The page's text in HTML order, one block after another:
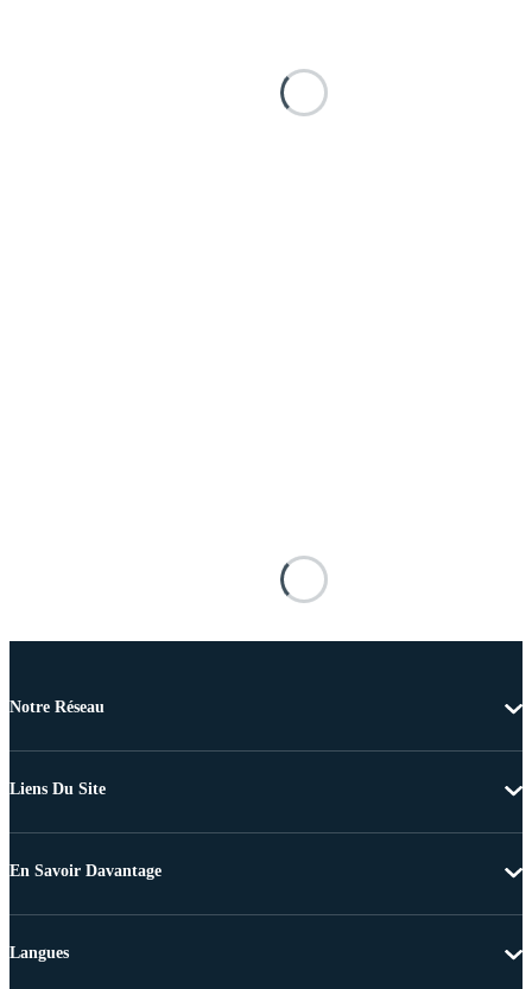
Notre Réseau
Liens Du Site
En Savoir Davantage
Langues